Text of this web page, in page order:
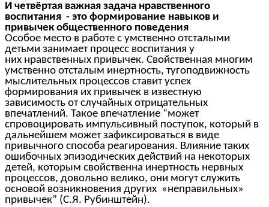
И четвёртая важная задача нравственного
воспитания - это формирование навыков и
привычек общественного поведения
Особое место в работе с умственно отсталыми
детьми занимает процесс воспитания у
них нравственных привычек. Свойственная многим
умственно отсталым инертность, тугоподвижность
мыслительных процессов ставит успех
формирования их привычек в известную
зависимость от случайных отрицательных
впечатлений. Такое впечатление “может
спровоцировать импульсивный поступок, который в
дальнейшем может зафиксироваться в виде
привычного способа реагирования. Влияние таких
ошибочных эпизодических действий на некоторых
детей, которым свойственна инертность нервных
процессов, довольно велико, они могут служить
основой возникновения других «неправильных»
привычек” (С.Я. Рубинштейн).